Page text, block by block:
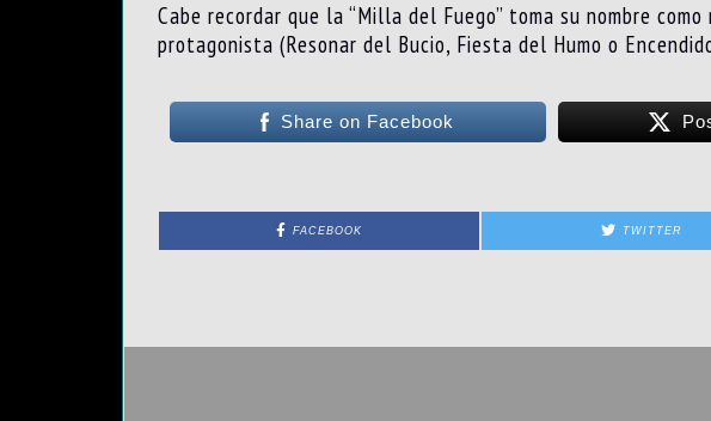
Cabe recordar que la “Milla del Fuego” toma su nombre
protagonista (Resonar del Bucio, Fiesta del Humo o
Share on Facebook
FACEBOOK TWITTER